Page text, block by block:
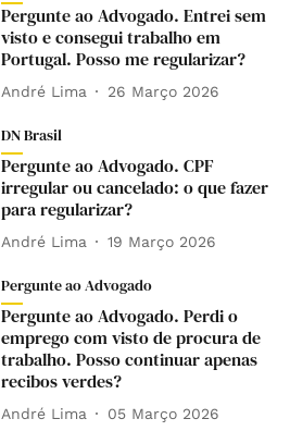
Pergunte ao Advogado. Entrei sem
visto e consegui trabalho em
Portugal. Posso me regularizar?
André Lima 26 Março 2026
DN Brasil
Pergunte ao Advogado. CPF
irregular ou cancelado: o que fazer
para regularizar?
André Lima 19 Março 2026
Pergunte ao Advogado
Pergunte ao Advogado. Perdi o
emprego com visto de procura de
trabalho. Posso continuar apenas
recibos verdes?
André Lima 05 Março 2026